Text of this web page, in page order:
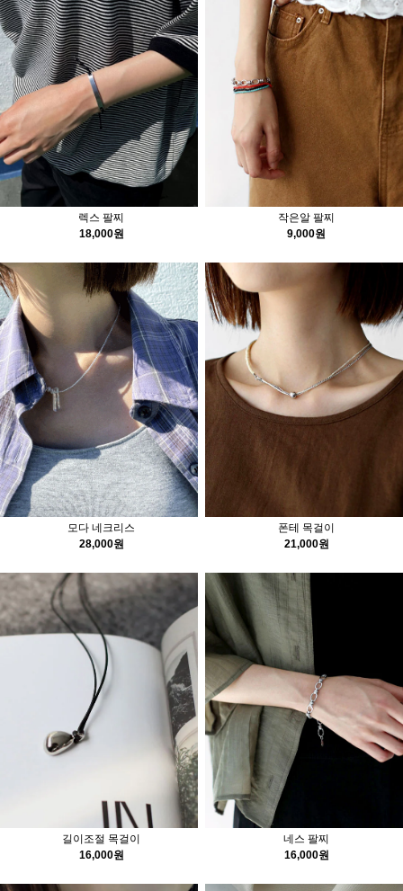
렉스 팔찌
18,000원
작은알 팔찌
9,000원
모다 네크리스
28,000원
폰테 목걸이
21,000원
길이조절 목걸이
16,000원
네스 팔찌
16,000원